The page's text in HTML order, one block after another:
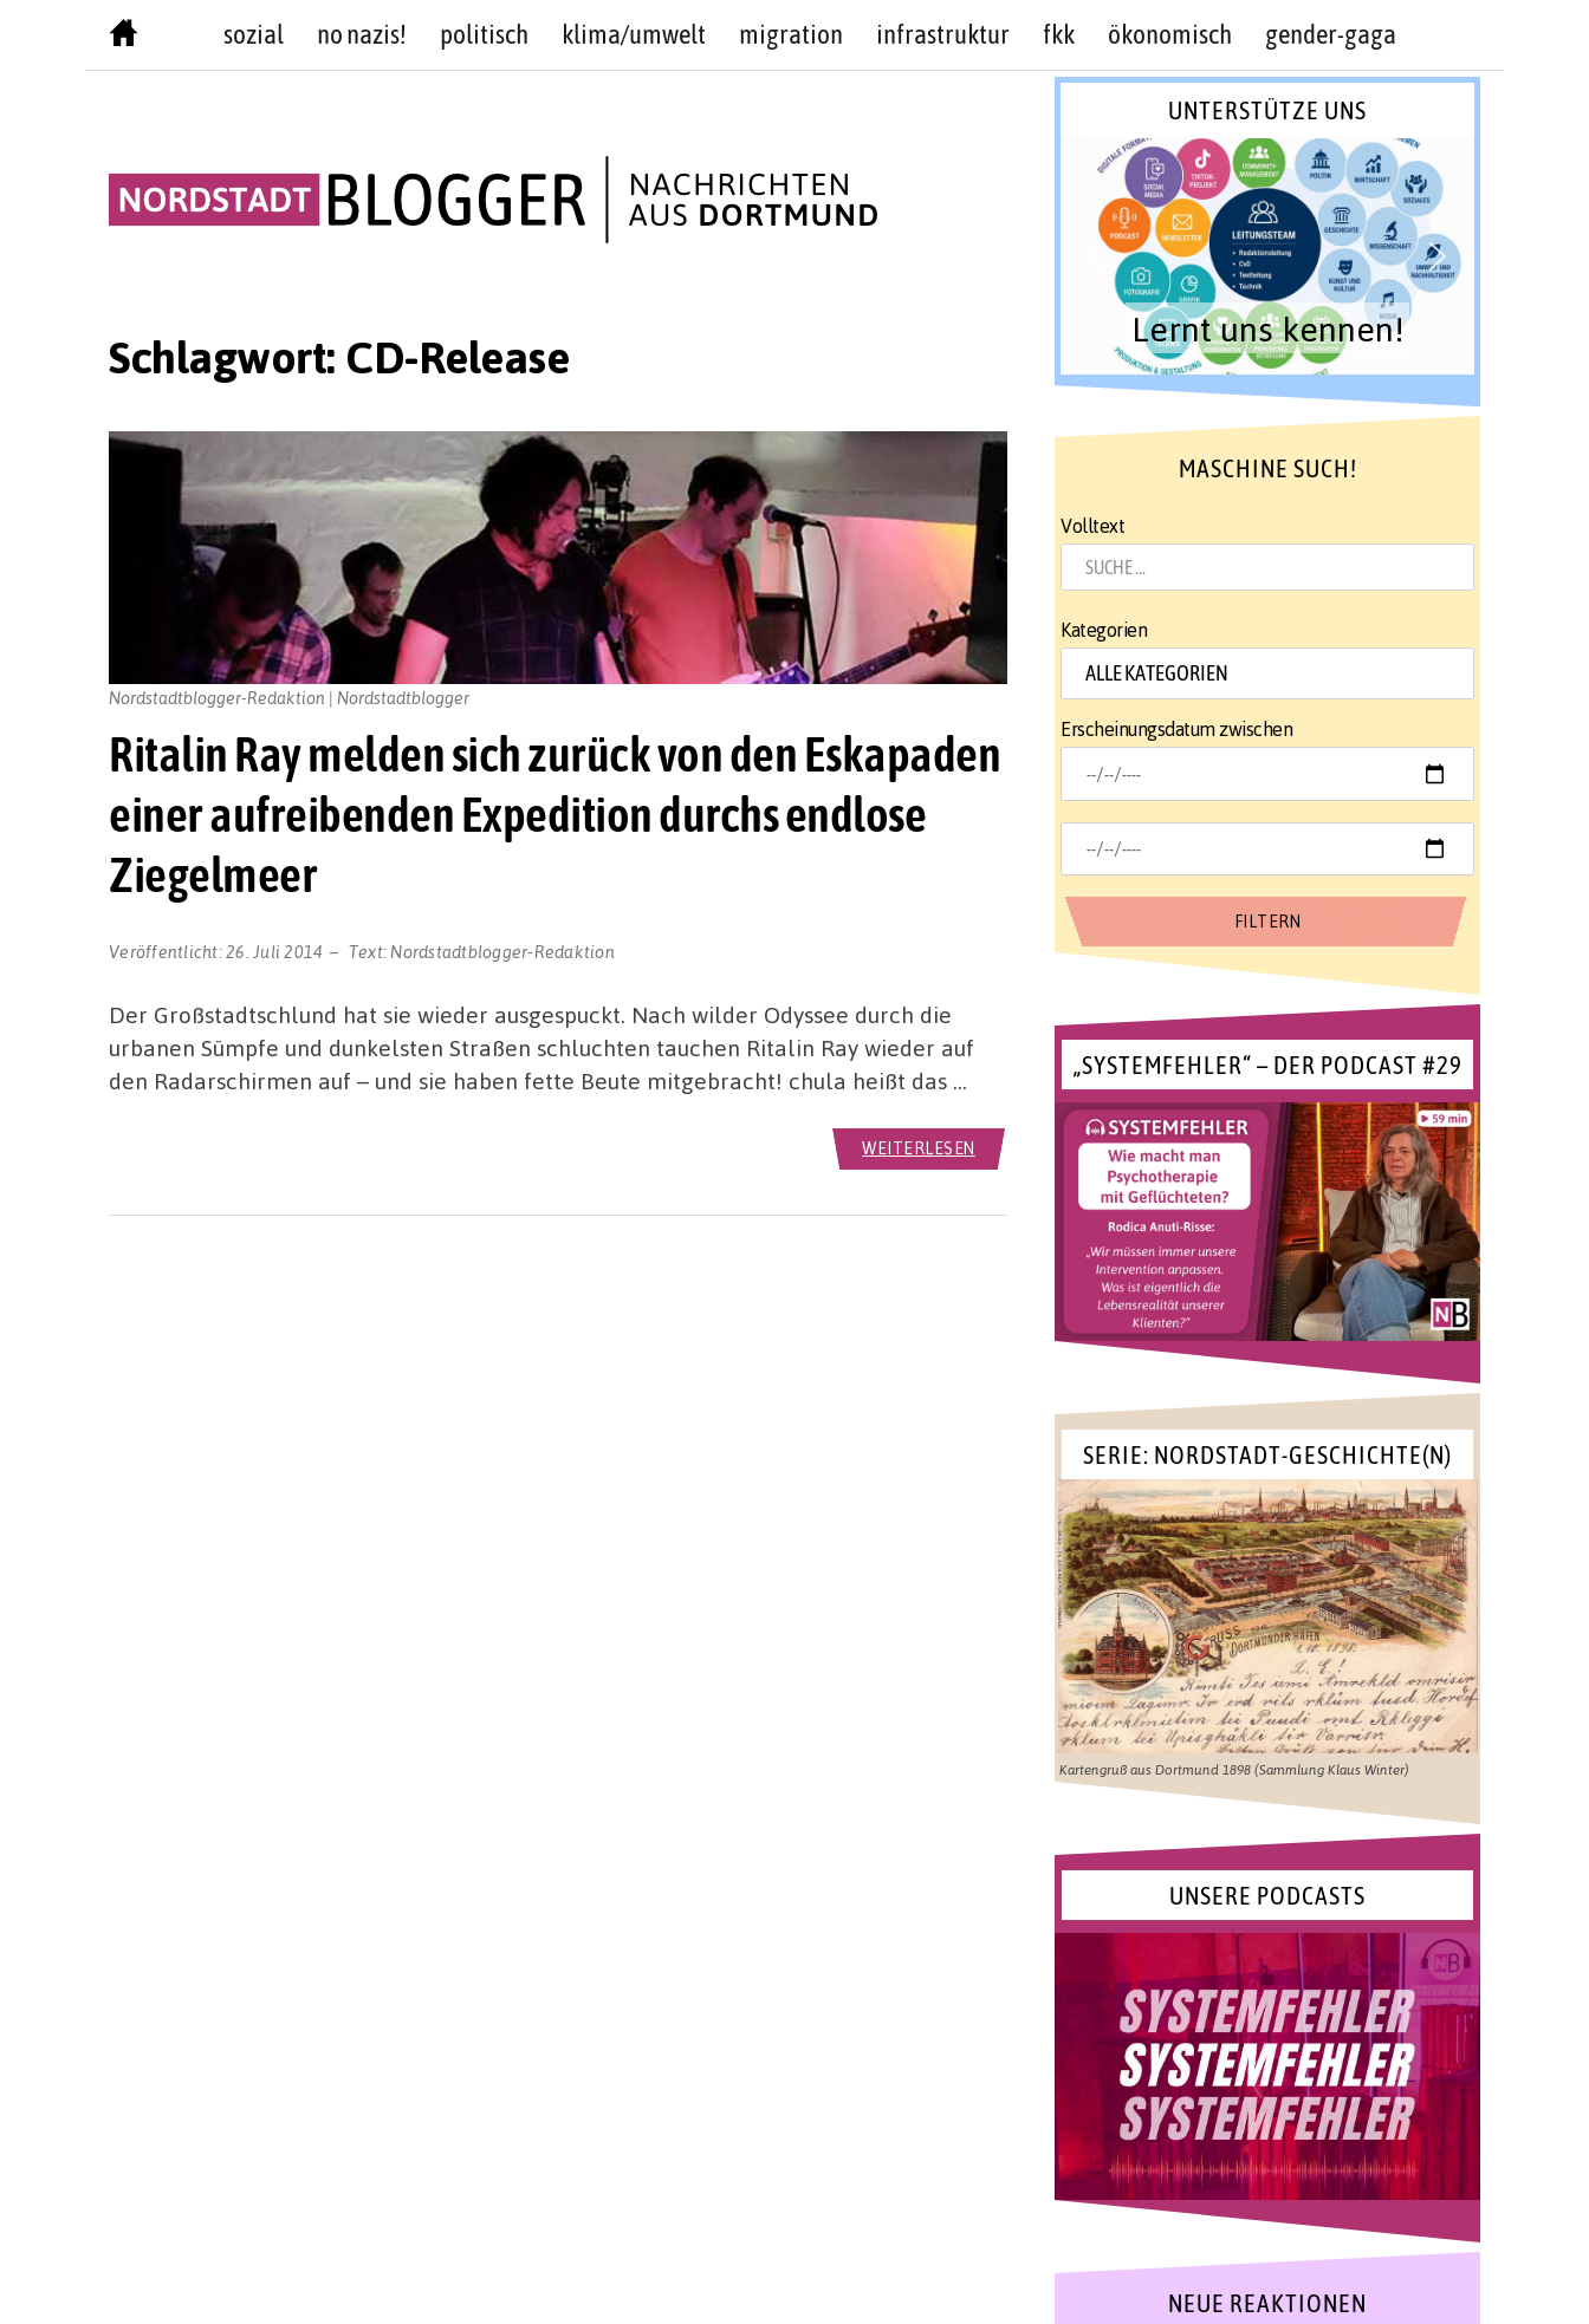
sozial no nazis! politisch klima/umwelt migration infrastruktur fkk ökonomisch gender-gaga
Schlagwort: CD-Release
Ritalin Ray melden sich zurück von den Eskapaden
einer aufreibenden Expedition durchs endlose
Ziegelmeer
Veröffentlicht:26. Juli 2014 Text: Nordstadtblogger-Redaktion
Nordstadtblogger-Redaktion | Nordstadtblogger
Der Großstadtschlund hat sie wieder ausgespuckt. Nach wilder Odyssee durch die
urbanen Sümpfe und dunkelsten Straßen schluchten tauchen Ritalin Ray wieder auf
den Radarschirmen auf – und sie haben fette Beute mitgebracht! chula heißt das …
WEITERLESEN
UNTERSTÜTZE UNS
Lernt uns kennen!
MASCHINE SUCH!
Volltext
Kategorien
Erscheinungsdatum zwischen
„SYSTEMFEHLER“ – DER PODCAST #29
SERIE: NORDSTADT-GESCHICHTE(N)
Kartengruß aus Dortmund 1898 (Sammlung Klaus Winter)
UNSERE PODCASTS
NEUE REAKTIONEN